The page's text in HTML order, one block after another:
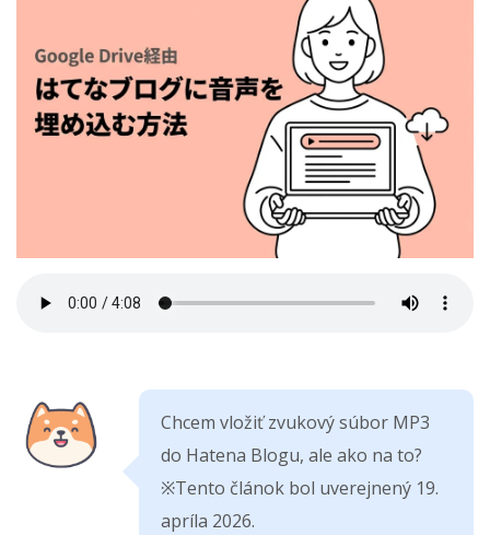
Chcem vložiť zvukový súbor MP3
do Hatena Blogu, ale ako na to?
※Tento článok bol uverejnený 19.
apríla 2026.